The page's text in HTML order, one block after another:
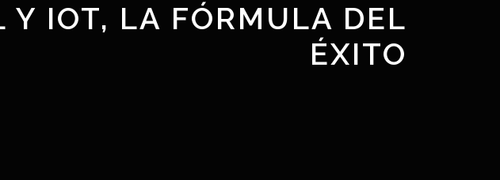
IOT, LA FÓRMULA DEL
ÉXITO